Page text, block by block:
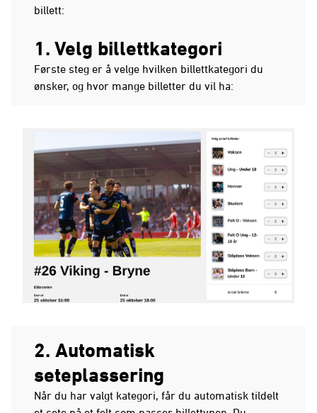
billett:
1. Velg billettkategori
Første steg er å velge hvilken billettkategori du
ønsker, og hvor mange billetter du vil ha:
2. Automatisk
seteplassering
Når du har valgt kategori, får du automatisk tildelt